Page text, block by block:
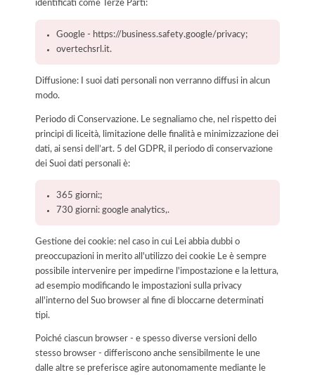
identificati come Terze Parti:
Google - https://business.safety.google/privacy;
overtechsrl.it.
Diffusione: I suoi dati personali non verranno diffusi in alcun
modo.
Periodo di Conservazione. Le segnaliamo che, nel rispetto dei
principi di liceità, limitazione delle finalità e minimizzazione dei
dati, ai sensi dell’art. 5 del GDPR, il periodo di conservazione
dei Suoi dati personali è:
365 giorni:;
730 giorni: google analytics,.
Gestione dei cookie: nel caso in cui Lei abbia dubbi o
preoccupazioni in merito all'utilizzo dei cookie Le è sempre
possibile intervenire per impedirne l'impostazione e la lettura,
ad esempio modificando le impostazioni sulla privacy
all'interno del Suo browser al fine di bloccarne determinati
tipi.
Poiché ciascun browser - e spesso diverse versioni dello
stesso browser - differiscono anche sensibilmente le une
dalle altre se preferisce agire autonomamente mediante le